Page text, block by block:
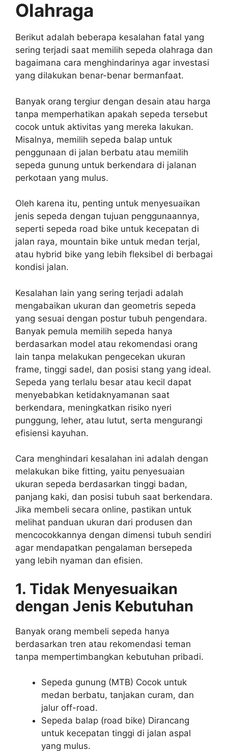
Olahraga
Berikut adalah beberapa kesalahan fatal yang
sering terjadi saat memilih sepeda olahraga dan
bagaimana cara menghindarinya agar investasi
yang dilakukan benar-benar bermanfaat.
Banyak orang tergiur dengan desain atau harga
tanpa memperhatikan apakah sepeda tersebut
cocok untuk aktivitas yang mereka lakukan.
Misalnya, memilih sepeda balap untuk
penggunaan di jalan berbatu atau memilih
sepeda gunung untuk berkendara di jalanan
perkotaan yang mulus.
Oleh karena itu, penting untuk menyesuaikan
jenis sepeda dengan tujuan penggunaannya,
seperti sepeda road bike untuk kecepatan di
jalan raya, mountain bike untuk medan terjal,
atau hybrid bike yang lebih fleksibel di berbagai
kondisi jalan.
Kesalahan lain yang sering terjadi adalah
mengabaikan ukuran dan geometris sepeda
yang sesuai dengan postur tubuh pengendara.
Banyak pemula memilih sepeda hanya
berdasarkan model atau rekomendasi orang
lain tanpa melakukan pengecekan ukuran
frame, tinggi sadel, dan posisi stang yang ideal.
Sepeda yang terlalu besar atau kecil dapat
menyebabkan ketidaknyamanan saat
berkendara, meningkatkan risiko nyeri
punggung, leher, atau lutut, serta mengurangi
efisiensi kayuhan.
Cara menghindari kesalahan ini adalah dengan
melakukan bike fitting, yaitu penyesuaian
ukuran sepeda berdasarkan tinggi badan,
panjang kaki, dan posisi tubuh saat berkendara.
Jika membeli secara online, pastikan untuk
melihat panduan ukuran dari produsen dan
mencocokkannya dengan dimensi tubuh sendiri
agar mendapatkan pengalaman bersepeda
yang lebih nyaman dan efisien.
1. Tidak Menyesuaikan
dengan Jenis Kebutuhan
Banyak orang membeli sepeda hanya
berdasarkan tren atau rekomendasi teman
tanpa mempertimbangkan kebutuhan pribadi.
Sepeda gunung (MTB) Cocok untuk
medan berbatu, tanjakan curam, dan
jalur off-road.
Sepeda balap (road bike) Dirancang
untuk kecepatan tinggi di jalan aspal
yang mulus.